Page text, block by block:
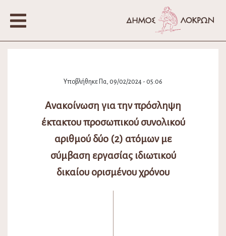
Υποβλήθηκε Πα, 09/02/2024 - 05:06
Ανακοίνωση για την πρόσληψη
έκτακτου προσωπικού συνολικού
αριθμού δύο (2) ατόμων με
σύμβαση εργασίας ιδιωτικού
δικαίου ορισμένου χρόνου